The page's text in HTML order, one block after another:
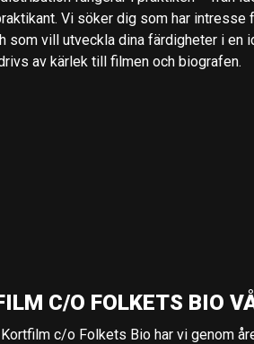
Vi söker dig som har intresse
som vill utveckla dina färdigheter i en
av kärlek till filmen och biografen.
C/O FOLKETS BIO
c/o Folkets Bio har vi genom